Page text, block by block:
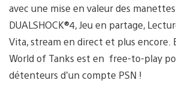
avec une mise en valeur des
DUALSHOCK®4, Jeu en partage,
Vita, stream en direct et plus encore.
World of Tanks est en free-to-play
détenteurs d’un compte PSN !